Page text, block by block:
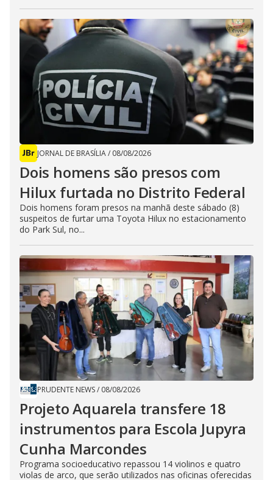
JORNAL DE BRASÍLIA/ 08/08/2026
Dois homens são presos com
Hilux furtada no Distrito Federal
Dois homens foram presos na manhã deste sábado (8)
suspeitos de furtar uma Toyota Hilux no estacionamento
do Park Sul, no...
PRUDENTE NEWS/ 08/08/2026
Projeto Aquarela transfere 18
instrumentos para Escola Jupyra
Cunha Marcondes
Programa socioeducativo repassou 14 violinos e quatro
violas de arco, que serão utilizados nas oficinas oferecidas